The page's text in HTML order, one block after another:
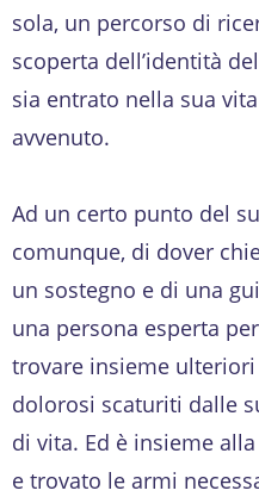
sola, un percorso di
scoperta dell’identità
sia entrato nella sua
avvenuto.
Ad un certo punto del
comunque, di dover
un sostegno e di una
una persona esperta
trovare insieme
dolorosi scaturiti dalle
di vita. Ed è insieme
e trovato le armi